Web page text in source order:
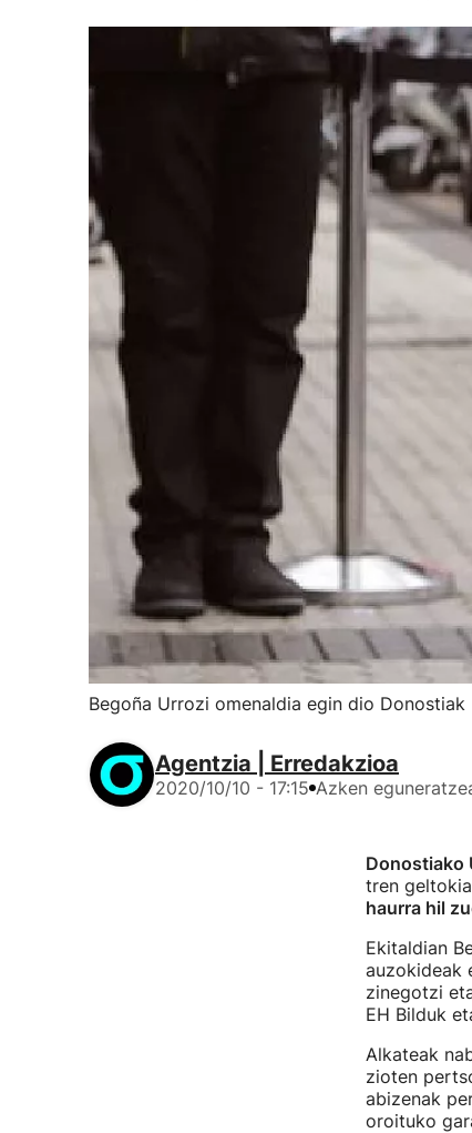
Begoña Urrozi omenaldia egin dio Donostiak
Agentzia | Erredakzioa
2020/10/10 - 17:15 Azken
Donostiako
tren
haurra hil
Ekitaldian
auzokideak
zinegotzi
EH Bilduk
Alkateak
zioten
abizenak
oroituko